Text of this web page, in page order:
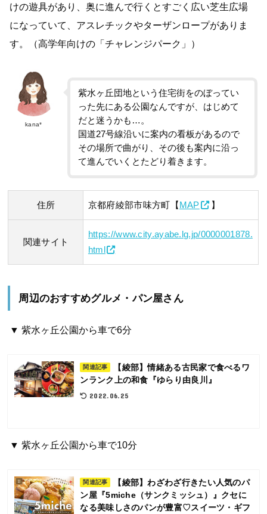
けの遊具があり、奥に進んで行くとすごく広い芝生広場
になっていて、アスレチックやターザンロープがありま
す。（高学年向けの「チャレンジパーク」）
kana*
紫水ヶ丘団地という住宅街をのぼってい
った先にある公園なんですが、はじめて
だと迷うかも…。
国道27号線沿いに案内の看板があるので
その場所で曲がり、その後も案内に沿っ
て進んでいくとたどり着きます。
住所 京都府綾部市味方町【 MAP 】
関連サイト
https://www.city.ayabe.lg.jp/0000001878.
html
周辺のおすすめグルメ・パン屋さん
▼ 紫水ヶ丘公園から車で6分
関連記事
【綾部】情緒ある古民家で食べるワ
ンランク上の和食『ゆらり由良川』
2022.06.25
▼ 紫水ヶ丘公園から車で10分
関連記事
【綾部】わざわざ行きたい人気のパ
ン屋『5miche（サンクミッシュ）』クセに
なる美味しさのパンが豊富♡スイーツ・ギフ